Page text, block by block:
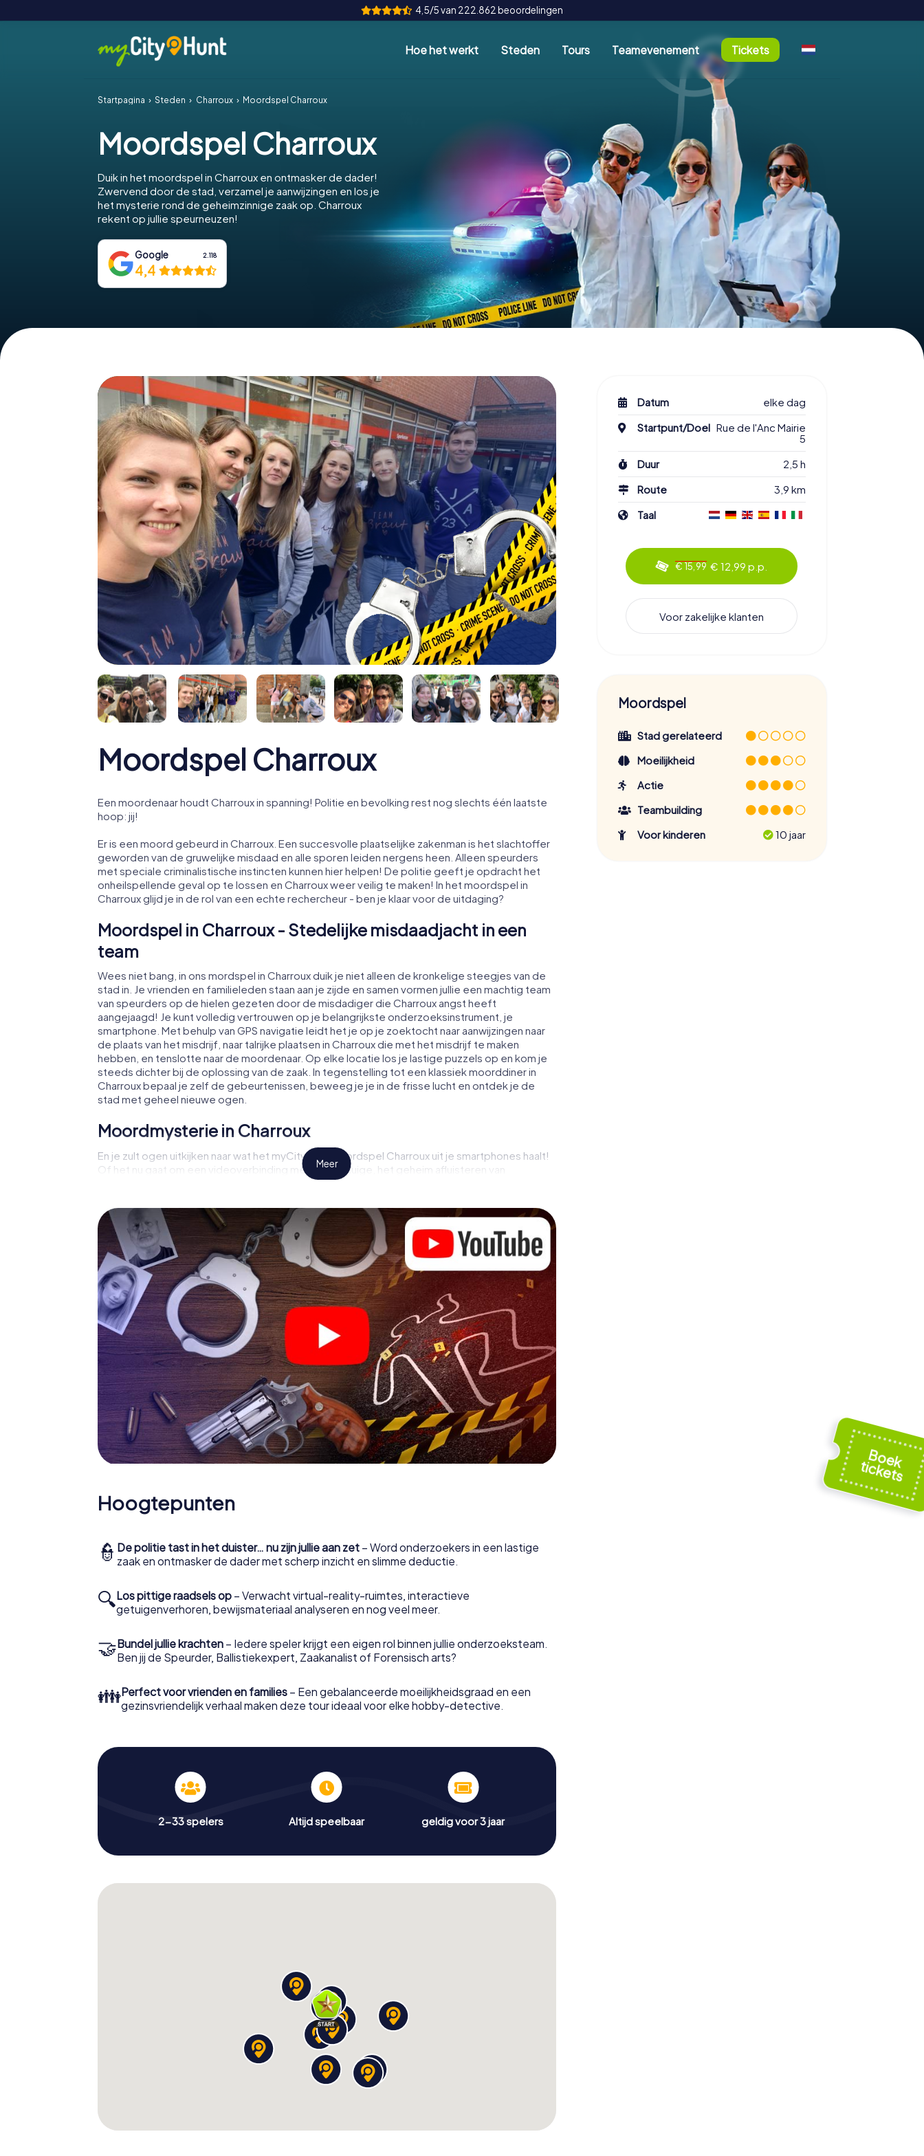
4,5/5 van 222.862 beoordelingen
Hoe het werkt Steden Tours Teamevenement Tickets
Startpagina Steden Charroux Moordspel Charroux
Moordspel Charroux
Duik in het moordspel in Charroux en ontmasker de dader!
Zwervend door de stad, verzamel je aanwijzingen en los je
het mysterie rond de geheimzinnige zaak op. Charroux
rekent op jullie speurneuzen!
Google 2.118
4,4
Moordspel Charroux
Een moordenaar houdt Charroux in spanning! Politie en bevolking rest nog slechts één laatste
hoop: jij!
Er is een moord gebeurd in Charroux. Een succesvolle plaatselijke zakenman is het slachtoffer
geworden van de gruwelijke misdaad en alle sporen leiden nergens heen. Alleen speurders
met speciale criminalistische instincten kunnen hier helpen! De politie geeft je opdracht het
onheilspellende geval op te lossen en Charroux weer veilig te maken! In het moordspel in
Charroux glijd je in de rol van een echte rechercheur - ben je klaar voor de uitdaging?
Moordspel in Charroux - Stedelijke misdaadjacht in een
team
Wees niet bang, in ons mordspel in Charroux duik je niet alleen de kronkelige steegjes van de
stad in. Je vrienden en familieleden staan aan je zijde en samen vormen jullie een machtig team
van speurders op de hielen gezeten door de misdadiger die Charroux angst heeft
aangejaagd! Je kunt volledig vertrouwen op je belangrijkste onderzoeksinstrument, je
smartphone. Met behulp van GPS navigatie leidt het je op je zoektocht naar aanwijzingen naar
de plaats van het misdrijf, naar talrijke plaatsen in Charroux die met het misdrijf te maken
hebben, en tenslotte naar de moordenaar. Op elke locatie los je lastige puzzels op en kom je
steeds dichter bij de oplossing van de zaak. In tegenstelling tot een klassiek moorddiner in
Charroux bepaal je zelf de gebeurtenissen, beweeg je je in de frisse lucht en ontdek je de
stad met geheel nieuwe ogen.
Moordmysterie in Charroux
En je zult ogen uitkijken naar wat het myCityHunt moordspel Charroux uit je smartphones haalt!
Of het nu gaat om een videoverbinding met een getuige, het geheim afluisteren van
verdachten of de virtuele verkenning van samenzweerderige lokalen - deze moordmysterie
moordspel in Charroux brengt ook verborgen talenten van jou en je medespelers naar boven!
Je glijdt in spannende rollen en beheerst de misdaad-stadrally door Charroux als een
criminalist, case analist of forensisch patholoog. Je krijgt op je mobieltje uitdagende extra
opdrachten die bij je respectieve karakter horen en een heel nieuwe betekenis geven aan het
trefwoord "afwisseling".
Het moordspel in Charroux kan beginnen!
Nu ontbreekt je nog maar één klein dingetje om je onderzoek in Charroux te beginnen: Je
ticket code! Bestel het met een paar clicks in onze ticketshop, en binnen een paar minuten
vind je het in je email inbox. Start nu je online browser, voer je code in - en je bent klaar om te
gaan!
Waar wacht je nog op? Charroux rekent op je!
Meer
Hoogtepunten
👮 De politie tast in het duister… nu zijn jullie aan zet – Word onderzoekers in een lastige
zaak en ontmasker de dader met scherp inzicht en slimme deductie.
🔍Los pittige raadsels op – Verwacht virtual-reality-ruimtes, interactieve
getuigenverhoren, bewijsmateriaal analyseren en nog veel meer.
🤝Bundel jullie krachten – Iedere speler krijgt een eigen rol binnen jullie onderzoeksteam.
Ben jij de Speurder, Ballistiekexpert, Zaakanalist of Forensisch arts?
👪Perfect voor vrienden en families – Een gebalanceerde moeilijkheidsgraad en een
gezinsvriendelijk verhaal maken deze tour ideaal voor elke hobby-detective.
2-33 spelers Altijd speelbaar geldig voor 3 jaar
Datum
elke dag
Startpunt/Doel Rue de l'Anc Mairie
5
Duur
2,5 h
Route
3,9 km
Taal
€ 15,99 € 12,99 p.p.
Voor zakelijke klanten
Moordspel
Stad gerelateerd
Moeilijkheid
Actie
Teambuilding
Voor kinderen
10 jaar